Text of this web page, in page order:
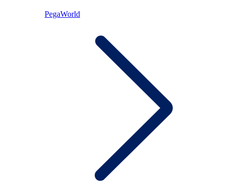
PegaWorld